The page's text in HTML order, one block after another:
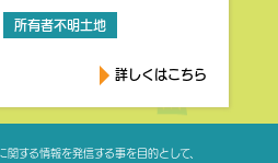
所有者不明土地
詳しくはこちら
関する情報を発信する事を目的として、